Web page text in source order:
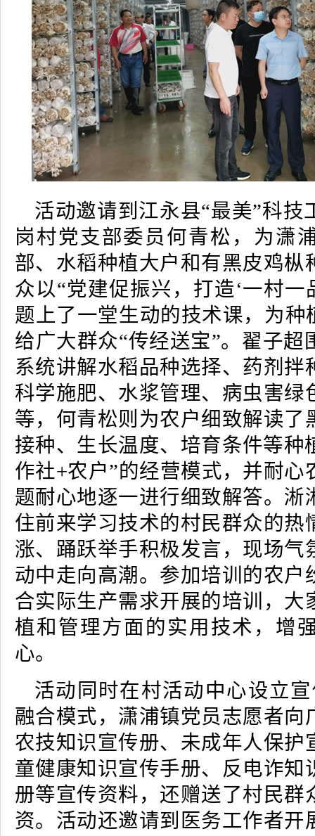
活动邀请到江永县“最美”科技
岗村党支部委员何青松，为潇
部、水稻种植大户和有黑皮鸡枞
众以“党建促振兴，打造‘一村一
题上了一堂生动的技术课，为种
给广大群众“传经送宝”。翟子超
系统讲解水稻品种选择、药剂拌
科学施肥、水浆管理、病虫害绿
等，何青松则为农户细致解读了
接种、生长温度、培育条件等种
作社+农户”的经营模式，并耐心
题耐心地逐一进行细致解答。淅
住前来学习技术的村民群众的热
涨、踊跃举手积极发言，现场气
动中走向高潮。参加培训的农户
合实际生产需求开展的培训，大
植和管理方面的实用技术，增
心。
活动同时在村活动中心设立
融合模式，潇浦镇党员志愿者向
农技知识宣传册、未成年人保护
童健康知识宣传手册、反电诈知
册等宣传资料，还赠送了村民群
资。活动还邀请到医务工作者开